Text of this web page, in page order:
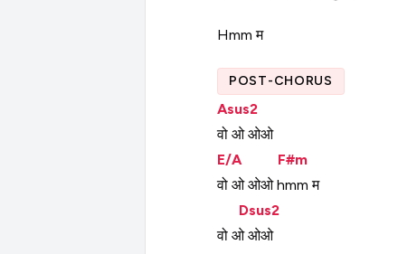
Hmm म
POST-CHORUS
Asus2
वो ओ ओओ
E/A
F#m
वो ओ ओओ hmm म
Dsus2
वो ओ ओओ